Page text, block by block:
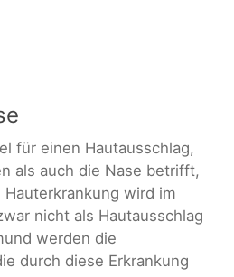
für einen Hautausschlag,
als auch die Nase betrifft,
Hauterkrankung wird im
nicht als Hautausschlag
werden die
durch diese Erkrankung